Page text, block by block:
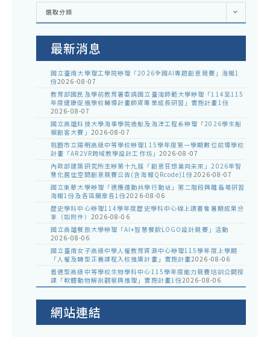
各
室
選取分類
最新消息
國立臺南大學理工學院辦理「2026全國AI專題創意競賽」海報1
份2026-08-07
教育部國民及學前教育署委請國立臺灣師範大學辦理「114至115
年度健康促進學校輔導計畫師資專業成長研習」實施計畫1份
2026-08-07
國立高雄科技大學海事學院造船及海洋工程系辦理「2026學生船
模創客大賽」 2026-08-07
桃園市立陽明高級中等學校辦理115學年度第一學期數位前導學校
計畫「AR2VR跨域教學設計工作坊」 2026-08-07
內政部建築研究所主辦第十九屆「創意狂想巢向未來」2026年智
慧化居住空間創意競賽公告(含海報QRcode)1份2026-08-07
國立東華大學辦理「適應運動共學行動站」第二階段與離島場研習
海報1份及各區簡章各1份2026-08-06
歷史學科中心辦理114學年度歷史學科中心線上讀書會暑期成果分
享（如附件） 2026-08-06
國立高雄餐旅大學辦理「AI+智慧餐飲LOGO設計競賽」活動
2026-08-06
國立臺南女子高級中學人權教育資源中心辦理115學年度上學期
「人權及轉型正義課程入校推廣計畫」實施計畫2026-08-06
普通型高級中等學校生物學科中心115學年度能力競賽培訓公開授
課「軟體動物解剖觀察與推理」實施計畫1份2026-08-06
網站連結